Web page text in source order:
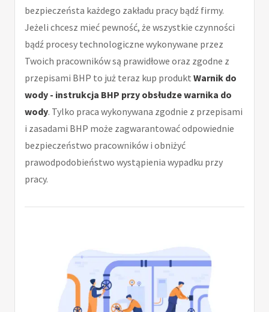
bezpieczeństa każdego zakładu pracy bądź firmy.
Jeżeli chcesz mieć pewność, że wszystkie czynności
bądź procesy technologiczne wykonywane przez
Twoich pracowników są prawidłowe oraz zgodne z
przepisami BHP to już teraz kup produkt Warnik do
wody - instrukcja BHP przy obsłudze warnika do
wody. Tylko praca wykonywana zgodnie z przepisami
i zasadami BHP może zagwarantować odpowiednie
bezpieczeństwo pracowników i obniżyć
prawodpodobieństwo wystąpienia wypadku przy
pracy.